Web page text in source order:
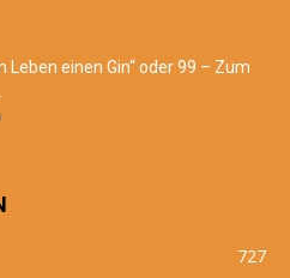
Leben einen Gin“ oder 99 – Zum
727